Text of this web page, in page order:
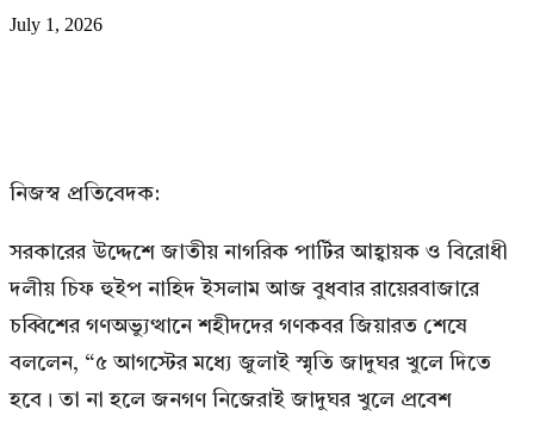
July 1, 2026
নিজস্ব প্রতিবেদক:
সরকারের উদ্দেশে জাতীয় নাগরিক পার্টির আহ্বায়ক ও বিরোধী
দলীয় চিফ হুইপ নাহিদ ইসলাম আজ বুধবার রায়েরবাজারে
চব্বিশের গণঅভ্যুত্থানে শহীদদের গণকবর জিয়ারত শেষে
বললেন, “৫ আগস্টের মধ্যে জুলাই স্মৃতি জাদুঘর খুলে দিতে
হবে। তা না হলে জনগণ নিজেরাই জাদুঘর খুলে প্রবেশ